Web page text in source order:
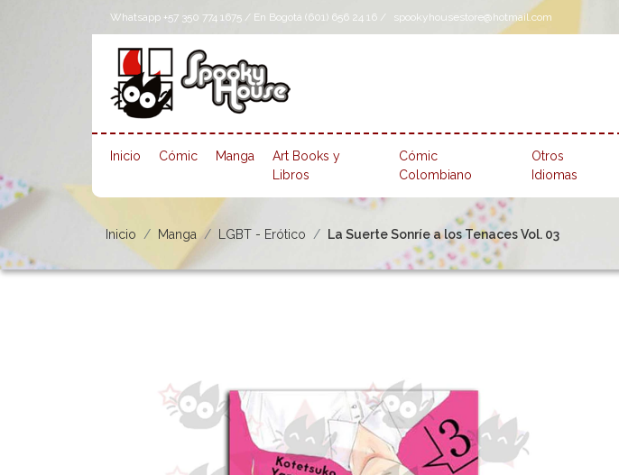
Whatsapp +57 350 774 1675 / En Bogotá (601) 656 24 16 / spookyhousestore@hotmail.com
Inicio Cómic Manga
Art Books y
Libros
Cómic
Colombiano
Otros
Idiomas
Inicio Manga LGBT - Erótico La Suerte Sonríe a los Tenaces Vol. 03